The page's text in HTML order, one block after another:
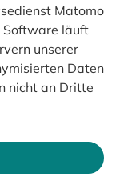
Matomo
Software läuft
unserer
Daten
nicht an Dritte